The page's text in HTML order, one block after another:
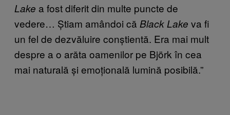
Lake a fost diferit din multe puncte de
vedere… Știam amândoi că Black Lake va fi
un fel de dezvăluire conștientă. Era mai mult
despre a o arăta oamenilor pe Björk în cea
mai naturală și emoțională lumină posibilă.”